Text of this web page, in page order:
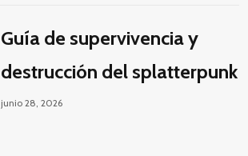
Guía de supervivencia y
destrucción del splatterpunk
junio 28, 2026